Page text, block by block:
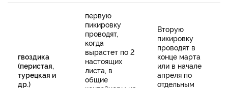
гвоздика
(перистая,
турецкая и
др.)
первую
пикировку
проводят,
когда
вырастет по 2
настоящих
листа, в
общие
Вторую
пикировку
проводят в
конце марта
или в начале
апреля по
отдельным